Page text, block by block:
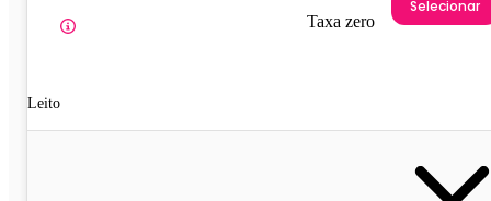
Leito
Taxa zero
Selecionar